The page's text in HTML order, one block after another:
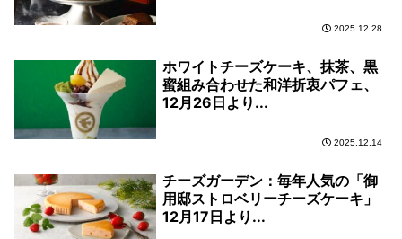
2025.12.28
ホワイトチーズケーキ、抹茶、黒
蜜組み合わせた和洋折衷パフェ、
12月26日より...
2025.12.14
チーズガーデン：毎年人気の「御
用邸ストロベリーチーズケーキ」
12月17日より...